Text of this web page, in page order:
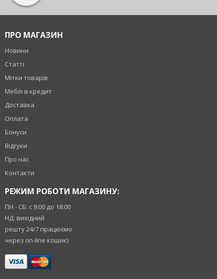
ПРО МАГАЗИН
Новини
Статті
Мітки товарів
Меблі в кредит
Доставка
Оплата
Бонуси
Відгуки
Про нас
Контакти
РЕЖИМ РОБОТИ МАГАЗИНУ:
ПН - СБ: с 9:00 до 18:00
НД: вихідний
решту 24/7 працюємо
через on-line кошик)